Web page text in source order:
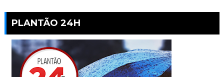
PLANTÃO 24H